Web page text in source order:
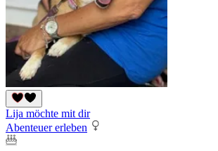
Lija möchte mit dir
Abenteuer erleben